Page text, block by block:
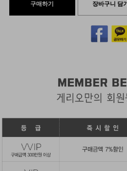
구매하기 장바구니 담기